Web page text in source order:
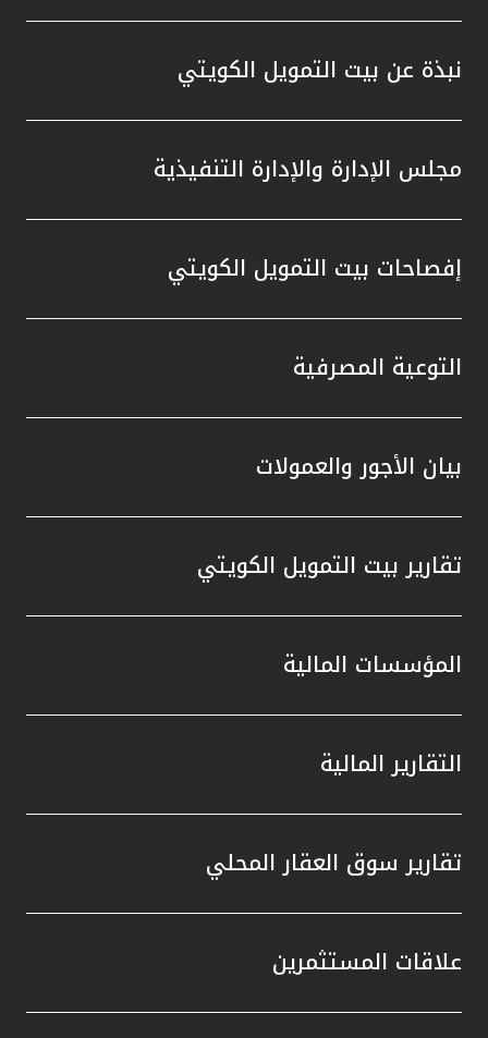
نبذة عن بيت التمويل الكويتي
مجلس الإدارة والإدارة التنفيذية
إفصاحات بيت التمويل الكويتي
التوعية المصرفية
بيان الأجور والعمولات
تقارير بيت التمويل الكويتي
المؤسسات المالية
التقارير المالية
تقارير سوق العقار المحلي
علاقات المستثمرين